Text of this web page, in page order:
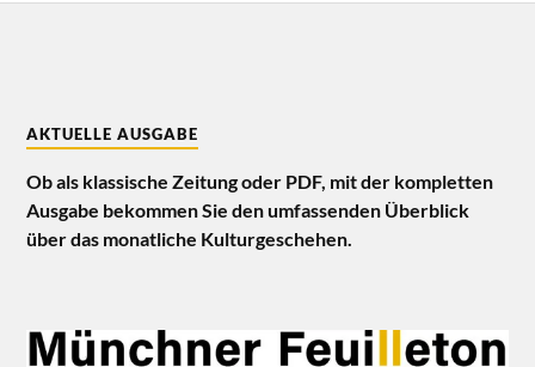
AKTUELLE AUSGABE
Ob als klassische Zeitung oder PDF, mit der kompletten
Ausgabe bekommen Sie den umfassenden Überblick
über das monatliche Kulturgeschehen.